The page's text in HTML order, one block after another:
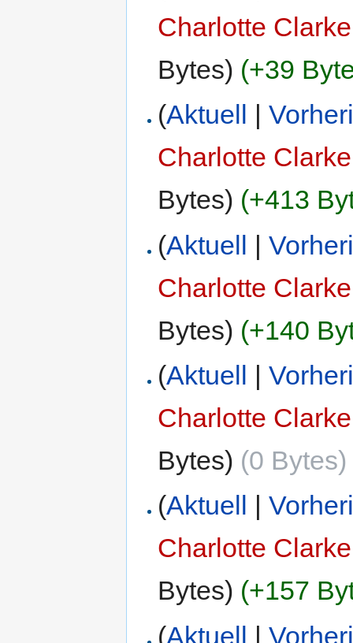
Charlotte Clarke
Bytes) (+39
(Aktuell |
Charlotte Clarke
Bytes) (+413
(Aktuell |
Charlotte Clarke
Bytes) (+140
(Aktuell |
Charlotte Clarke
Bytes) (0 Bytes)
(Aktuell |
Charlotte Clarke
Bytes) (+157
(Aktuell |